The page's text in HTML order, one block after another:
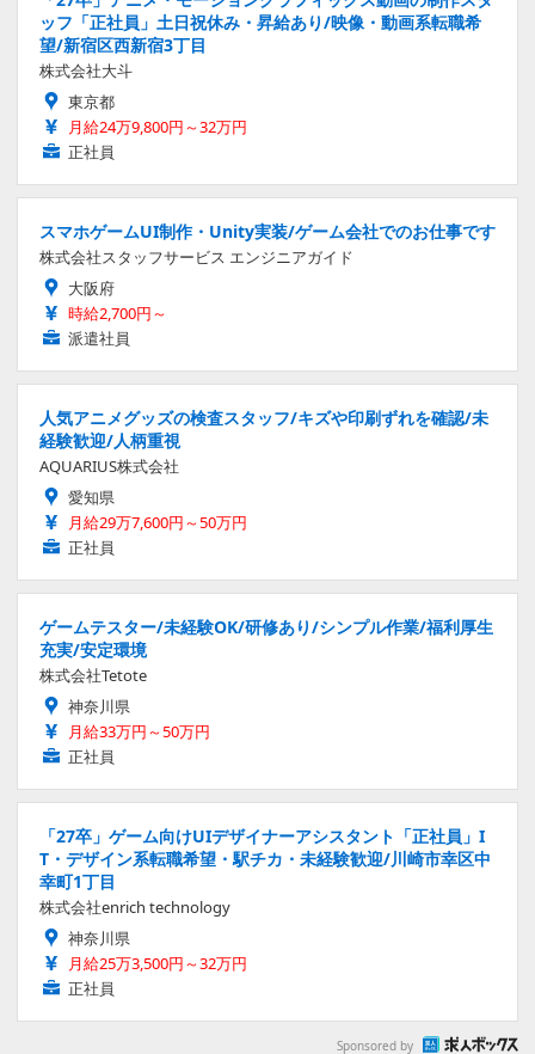
ッフ「正社員」土日祝休み・昇給あり/映像・動画系転職希
望/新宿区西新宿3丁目
株式会社大斗
東京都
月給24万9,800円～32万円
正社員
スマホゲームUI制作・Unity実装/ゲーム会社でのお仕事です
株式会社スタッフサービス エンジニアガイド
大阪府
時給2,700円～
派遣社員
人気アニメグッズの検査スタッフ/キズや印刷ずれを確認/未
経験歓迎/人柄重視
AQUARIUS株式会社
愛知県
月給29万7,600円～50万円
正社員
ゲームテスター/未経験OK/研修あり/シンプル作業/福利厚生
充実/安定環境
株式会社Tetote
神奈川県
月給33万円～50万円
正社員
「27卒」ゲーム向けUIデザイナーアシスタント「正社員」I
T・デザイン系転職希望・駅チカ・未経験歓迎/川崎市幸区中
幸町1丁目
株式会社enrich technology
神奈川県
月給25万3,500円～32万円
正社員
Sponsored by